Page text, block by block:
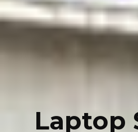
Laptop